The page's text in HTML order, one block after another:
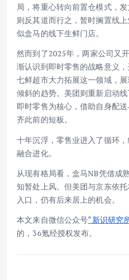
局，将重心转向前置仓模式，
则反其道而行之，暂时搁置线
似盒马的线下生鲜门店。
然而到了2025年，两家公司又
渐认识到即时零售的战略意义
七鲜超市大力拓展这一领域，
倾斜的趋势。美团则重新启动
即时零售为核心，借助自身配
齐此前的短板。
十年沉浮，零售业进入了循环
融合进化。
从现有格局看，盒马NB凭借成
知暂处上风。但美团与京东依
入口，仍有后来居上的机会。
本文来自微信公众号“新识研究
的，36氪经授权发布。